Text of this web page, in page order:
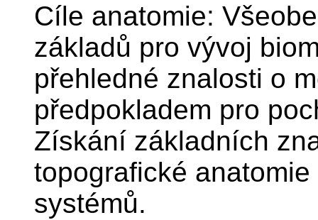
Cíle anatomie:
základů pro vývoj
přehledné znalosti o
předpokladem pro
Získání základních
topografické
systémů.